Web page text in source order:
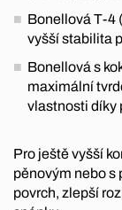
Bonellová T-4
vyšší stabilita
Bonellová s
maximální
vlastnosti díky
Pro ještě vyšší
pěnovým nebo s
povrch, zlepší